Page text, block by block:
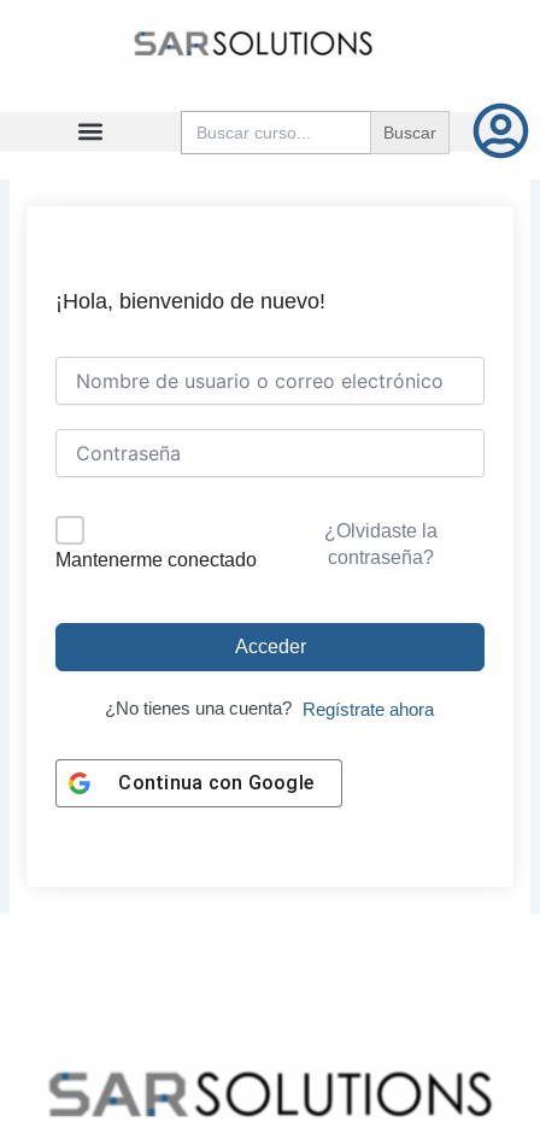
Buscar:
¡Hola, bienvenido de nuevo!
Mantenerme conectado
¿Olvidaste la
contraseña?
Acceder
¿No tienes una cuenta? Regístrate ahora
Continua con Google